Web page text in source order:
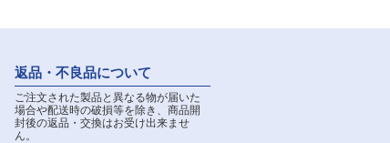
返品・不良品について
ご注文された製品と異なる物が届いた
場合や配送時の破損等を除き、商品開
封後の返品・交換はお受け出来ませ
ん。